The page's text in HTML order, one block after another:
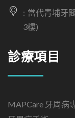
當代青埔牙
3樓)
診療項目
MAPCare 牙周病